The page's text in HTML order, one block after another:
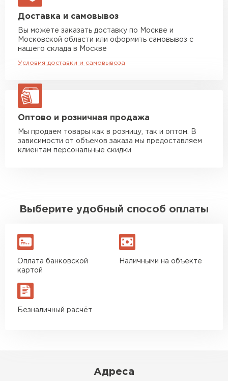
Машина до 20 тн до 80 м3
Манипулятор до 5 тн
макс. длина груза 6 м
от 7 000 руб
макс. длина груза 8 м
Манипулятор до 20 тн
макс. длина груза 13,5 м
ЗАКАЗАТЬ С ДОСТАВКОЙ
Доставка и самовывоз
Вы можете заказать доставку по Москве и
Московской области или оформить самовывоз с
нашего склада в Москве
Условия доставки и самовывоза
Оптово и розничная продажа
Мы продаем товары как в розницу, так и оптом. В
зависимости от объемов заказа мы предоставляем
клиентам персональные скидки
Выберите удобный способ оплаты
Оплата банковской
картой
Наличными на объекте
Безналичный расчёт
Адреса